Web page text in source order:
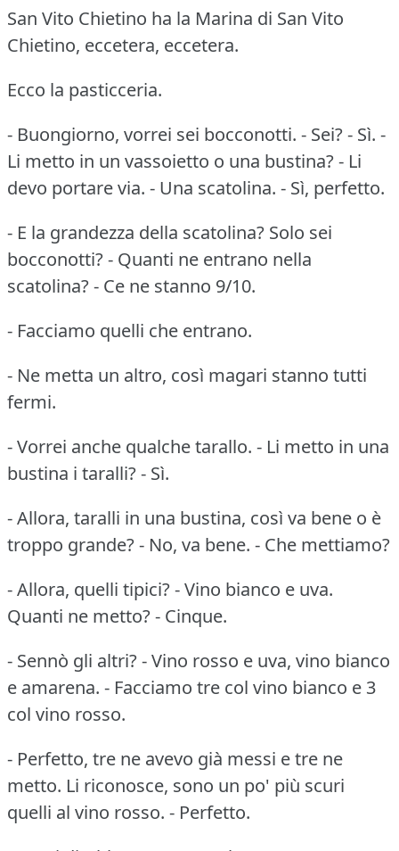
San Vito Chietino ha la Marina di San Vito
Chietino, eccetera, eccetera.
Ecco la pasticceria.
- Buongiorno, vorrei sei bocconotti. - Sei? - Sì. -
Li metto in un vassoietto o una bustina? - Li
devo portare via. - Una scatolina. - Sì, perfetto.
- E la grandezza della scatolina? Solo sei
bocconotti? - Quanti ne entrano nella
scatolina? - Ce ne stanno 9/10.
- Facciamo quelli che entrano.
- Ne metta un altro, così magari stanno tutti
fermi.
- Vorrei anche qualche tarallo. - Li metto in una
bustina i taralli? - Sì.
- Allora, taralli in una bustina, così va bene o è
troppo grande? - No, va bene. - Che mettiamo?
- Allora, quelli tipici? - Vino bianco e uva.
Quanti ne metto? - Cinque.
- Sennò gli altri? - Vino rosso e uva, vino bianco
e amarena. - Facciamo tre col vino bianco e 3
col vino rosso.
- Perfetto, tre ne avevo già messi e tre ne
metto. Li riconosce, sono un po' più scuri
quelli al vino rosso. - Perfetto.